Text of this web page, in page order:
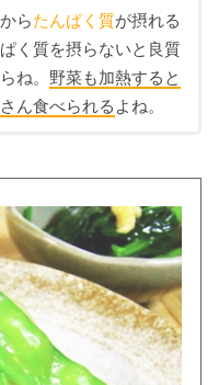
らたんぱく質が摂れる
く質を摂らないと良質
ね。 野菜も加熱すると
ん食べられる よね。